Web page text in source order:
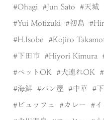
Ohagi Jun Sato 天城
Yui Motizuki 初島
H.Isobe Kojiro
下田市 Hiyori Kimura
ペットOK 犬連れOK
海鮮 パン屋 中華
ビュッフェ カレー